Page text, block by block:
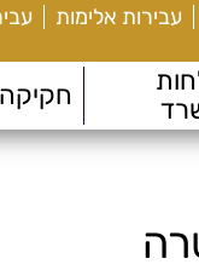
עבירות אלימות
חקיקה